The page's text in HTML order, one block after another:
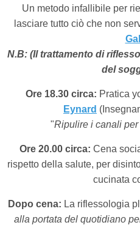
Un metodo infallibile per
lasciare tutto ciò che non
N.B: (Il trattamento di
del
Ore 18.30 circa: Pratica
Eynard
"Ripulire i canali
Ore 20.00 circa: Cena
rispetto della salute, per
cucinata
Dopo cena: La riflessologia
alla portata del quotidiano